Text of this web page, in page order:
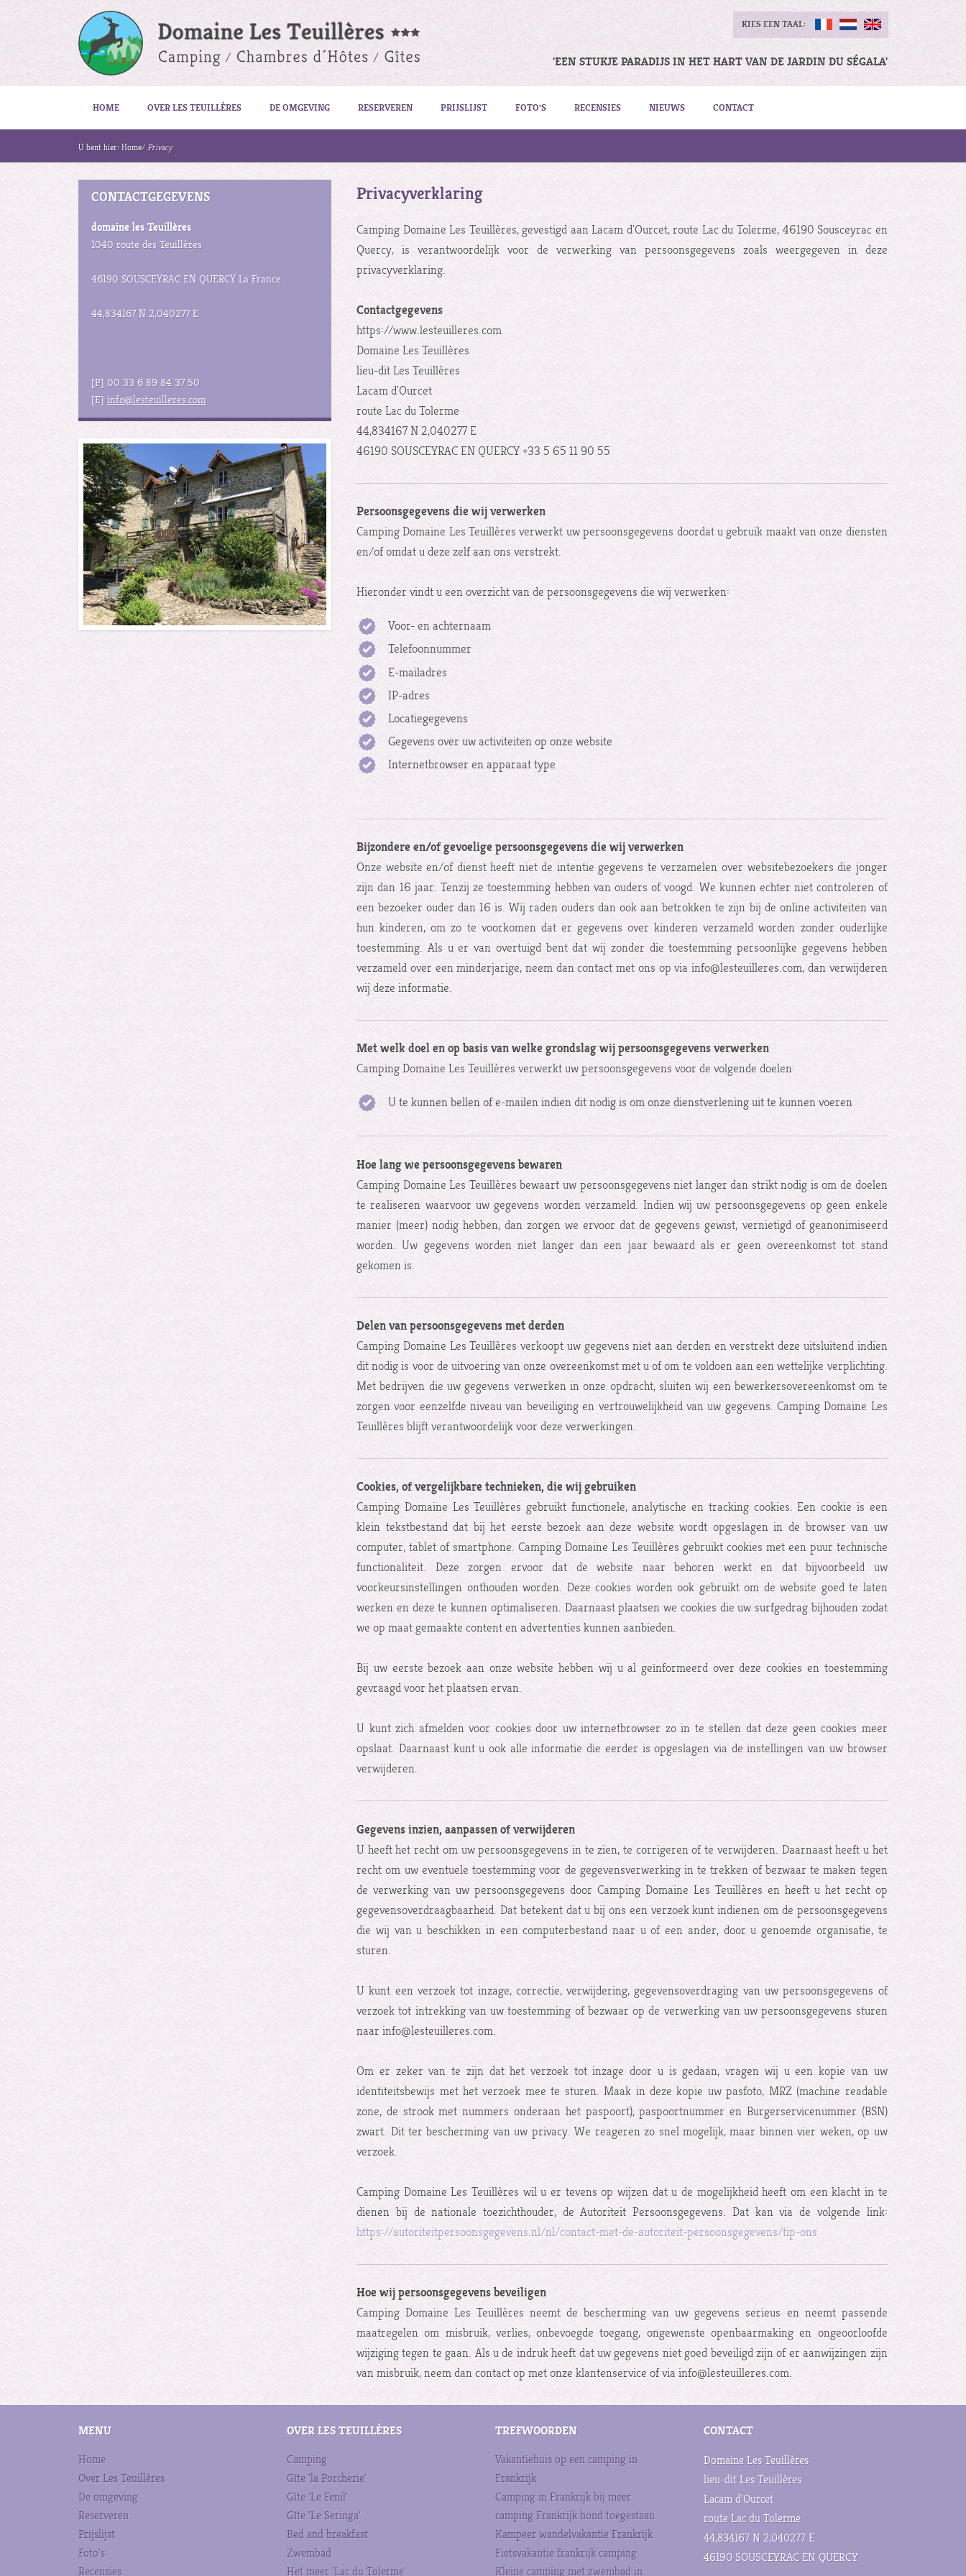
KIES EEN TAAL:
'EEN STUKJE PARADIJS IN HET HART VAN DE JARDIN DU SÉGALA'
HOME OVER LES TEUILLÈRES DE OMGEVING RESERVEREN PRIJSLIJST FOTO'S RECENSIES NIEUWS CONTACT
U bent hier:Home/Privacy
Privacyverklaring
Camping Domaine Les Teuillères, gevestigd aan Lacam d'Ourcet, route Lac du Tolerme, 46190 Sousceyrac en
Quercy, is verantwoordelijk voor de verwerking van persoonsgegevens zoals weergegeven in deze
privacyverklaring.
Contactgegevens
https://www.lesteuilleres.com
Domaine Les Teuillères
lieu-dit Les Teuillères
Lacam d'Ourcet
route Lac du Tolerme
44,834167 N 2,040277 E
46190 SOUSCEYRAC EN QUERCY +33 5 65 11 90 55
Persoonsgegevens die wij verwerken
Camping Domaine Les Teuillères verwerkt uw persoonsgegevens doordat u gebruik maakt van onze diensten
en/of omdat u deze zelf aan ons verstrekt.
Hieronder vindt u een overzicht van de persoonsgegevens die wij verwerken:
Voor- en achternaam
Telefoonnummer
E-mailadres
IP-adres
Locatiegegevens
Gegevens over uw activiteiten op onze website
Internetbrowser en apparaat type
Bijzondere en/of gevoelige persoonsgegevens die wij verwerken
Onze website en/of dienst heeft niet de intentie gegevens te verzamelen over websitebezoekers die jonger
zijn dan 16 jaar. Tenzij ze toestemming hebben van ouders of voogd. We kunnen echter niet controleren of
een bezoeker ouder dan 16 is. Wij raden ouders dan ook aan betrokken te zijn bij de online activiteiten van
hun kinderen, om zo te voorkomen dat er gegevens over kinderen verzameld worden zonder ouderlijke
toestemming. Als u er van overtuigd bent dat wij zonder die toestemming persoonlijke gegevens hebben
verzameld over een minderjarige, neem dan contact met ons op via info@lesteuilleres.com, dan verwijderen
wij deze informatie.
Met welk doel en op basis van welke grondslag wij persoonsgegevens verwerken
Camping Domaine Les Teuillères verwerkt uw persoonsgegevens voor de volgende doelen:
U te kunnen bellen of e-mailen indien dit nodig is om onze dienstverlening uit te kunnen voeren
Hoe lang we persoonsgegevens bewaren
Camping Domaine Les Teuillères bewaart uw persoonsgegevens niet langer dan strikt nodig is om de doelen
te realiseren waarvoor uw gegevens worden verzameld. Indien wij uw persoonsgegevens op geen enkele
manier (meer) nodig hebben, dan zorgen we ervoor dat de gegevens gewist, vernietigd of geanonimiseerd
worden. Uw gegevens worden niet langer dan een jaar bewaard als er geen overeenkomst tot stand
gekomen is.
Delen van persoonsgegevens met derden
Camping Domaine Les Teuillères verkoopt uw gegevens niet aan derden en verstrekt deze uitsluitend indien
dit nodig is voor de uitvoering van onze overeenkomst met u of om te voldoen aan een wettelijke verplichting.
Met bedrijven die uw gegevens verwerken in onze opdracht, sluiten wij een bewerkersovereenkomst om te
zorgen voor eenzelfde niveau van beveiliging en vertrouwelijkheid van uw gegevens. Camping Domaine Les
Teuillères blijft verantwoordelijk voor deze verwerkingen.
Cookies, of vergelijkbare technieken, die wij gebruiken
Camping Domaine Les Teuillères gebruikt functionele, analytische en tracking cookies. Een cookie is een
klein tekstbestand dat bij het eerste bezoek aan deze website wordt opgeslagen in de browser van uw
computer, tablet of smartphone. Camping Domaine Les Teuillères gebruikt cookies met een puur technische
functionaliteit. Deze zorgen ervoor dat de website naar behoren werkt en dat bijvoorbeeld uw
voorkeursinstellingen onthouden worden. Deze cookies worden ook gebruikt om de website goed te laten
werken en deze te kunnen optimaliseren. Daarnaast plaatsen we cookies die uw surfgedrag bijhouden zodat
we op maat gemaakte content en advertenties kunnen aanbieden.
Bij uw eerste bezoek aan onze website hebben wij u al geïnformeerd over deze cookies en toestemming
gevraagd voor het plaatsen ervan.
U kunt zich afmelden voor cookies door uw internetbrowser zo in te stellen dat deze geen cookies meer
opslaat. Daarnaast kunt u ook alle informatie die eerder is opgeslagen via de instellingen van uw browser
verwijderen.
Gegevens inzien, aanpassen of verwijderen
U heeft het recht om uw persoonsgegevens in te zien, te corrigeren of te verwijderen. Daarnaast heeft u het
recht om uw eventuele toestemming voor de gegevensverwerking in te trekken of bezwaar te maken tegen
de verwerking van uw persoonsgegevens door Camping Domaine Les Teuillères en heeft u het recht op
gegevensoverdraagbaarheid. Dat betekent dat u bij ons een verzoek kunt indienen om de persoonsgegevens
die wij van u beschikken in een computerbestand naar u of een ander, door u genoemde organisatie, te
sturen.
U kunt een verzoek tot inzage, correctie, verwijdering, gegevensoverdraging van uw persoonsgegevens of
verzoek tot intrekking van uw toestemming of bezwaar op de verwerking van uw persoonsgegevens sturen
naar info@lesteuilleres.com.
Om er zeker van te zijn dat het verzoek tot inzage door u is gedaan, vragen wij u een kopie van uw
identiteitsbewijs met het verzoek mee te sturen. Maak in deze kopie uw pasfoto, MRZ (machine readable
zone, de strook met nummers onderaan het paspoort), paspoortnummer en Burgerservicenummer (BSN)
zwart. Dit ter bescherming van uw privacy. We reageren zo snel mogelijk, maar binnen vier weken, op uw
verzoek.
Camping Domaine Les Teuillères wil u er tevens op wijzen dat u de mogelijkheid heeft om een klacht in te
dienen bij de nationale toezichthouder, de Autoriteit Persoonsgegevens. Dat kan via de volgende link:
https://autoriteitpersoonsgegevens.nl/nl/contact-met-de-autoriteit-persoonsgegevens/tip-ons
Hoe wij persoonsgegevens beveiligen
Camping Domaine Les Teuillères neemt de bescherming van uw gegevens serieus en neemt passende
maatregelen om misbruik, verlies, onbevoegde toegang, ongewenste openbaarmaking en ongeoorloofde
wijziging tegen te gaan. Als u de indruk heeft dat uw gegevens niet goed beveiligd zijn of er aanwijzingen zijn
van misbruik, neem dan contact op met onze klantenservice of via info@lesteuilleres.com.
CONTACTGEGEVENS
domaine les Teuillères
1040 route des Teuillères
46190 SOUSCEYRAC EN QUERCY La France
44,834167 N 2,040277 E
[P] 00 33 6 89 84 37 50
[E] info@lesteuilleres.com
MENU
Home
Over Les Teuillères
De omgeving
Reserveren
Prijslijst
Foto's
Recensies
OVER LES TEUILLÈRES
Camping
Gîte 'la Porcherie'
Gîte 'Le Fenil'
Gîte 'Le Seringa'
Bed and breakfast
Zwembad
Het meer 'Lac du Tolerme'
TREFWOORDEN
Vakantiehuis op een camping in
Frankrijk
Camping in Frankrijk bij meer
camping Frankrijk hond toegestaan
Kampeer wandelvakantie Frankrijk
Fietsvakantie frankrijk camping
Kleine camping met zwembad in
CONTACT
Domaine Les Teuillères
lieu-dit Les Teuillères
Lacam d'Ourcet
route Lac du Tolerme
44,834167 N 2,040277 E
46190 SOUSCEYRAC EN QUERCY